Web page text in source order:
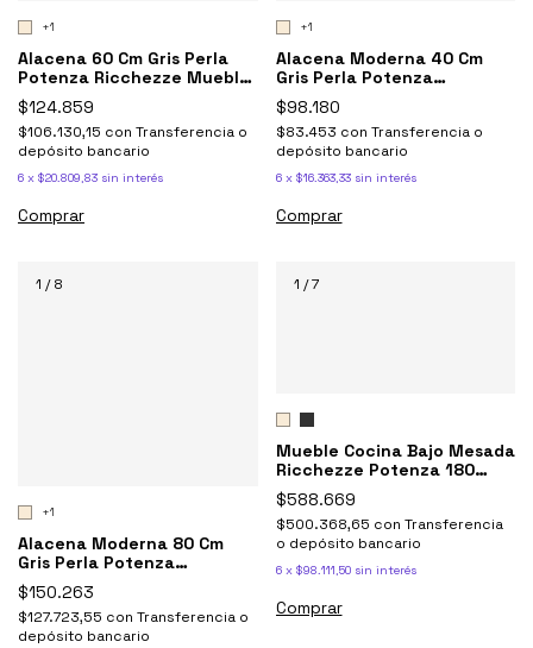
+1
Alacena 60 Cm Gris Perla
Potenza Ricchezze Mueble
Cocina
$124.859
$106.130,15 con Transferencia o
depósito bancario
6 x $20.809,83 sin interés
Comprar
+1
Alacena Moderna 40 Cm
Gris Perla Potenza
Ricchezze Cocina
$98.180
$83.453 con Transferencia o
depósito bancario
6 x $16.363,33 sin interés
Comprar
1 /8
+1
Alacena Moderna 80 Cm
Gris Perla Potenza
Ricchezze Cocina
$150.263
$127.723,55 con Transferencia o
depósito bancario
1 /7
Mueble Cocina Bajo Mesada
Ricchezze Potenza 180
Multiuso
$588.669
$500.368,65 con Transferencia
o depósito bancario
6 x $98.111,50 sin interés
Comprar